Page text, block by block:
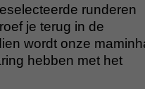
runderen
je terug in de
wordt onze
hebben met het